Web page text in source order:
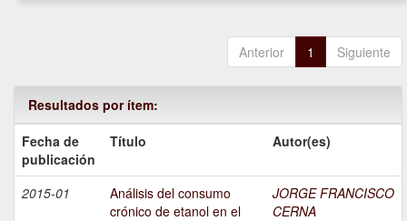
Anterior 1 Siguiente
Resultados por ítem:
Fecha de
publicación
Título Autor(es)
2015-01
Análisis del consumo
crónico de etanol en el
JORGE FRANCISCO
CERNA